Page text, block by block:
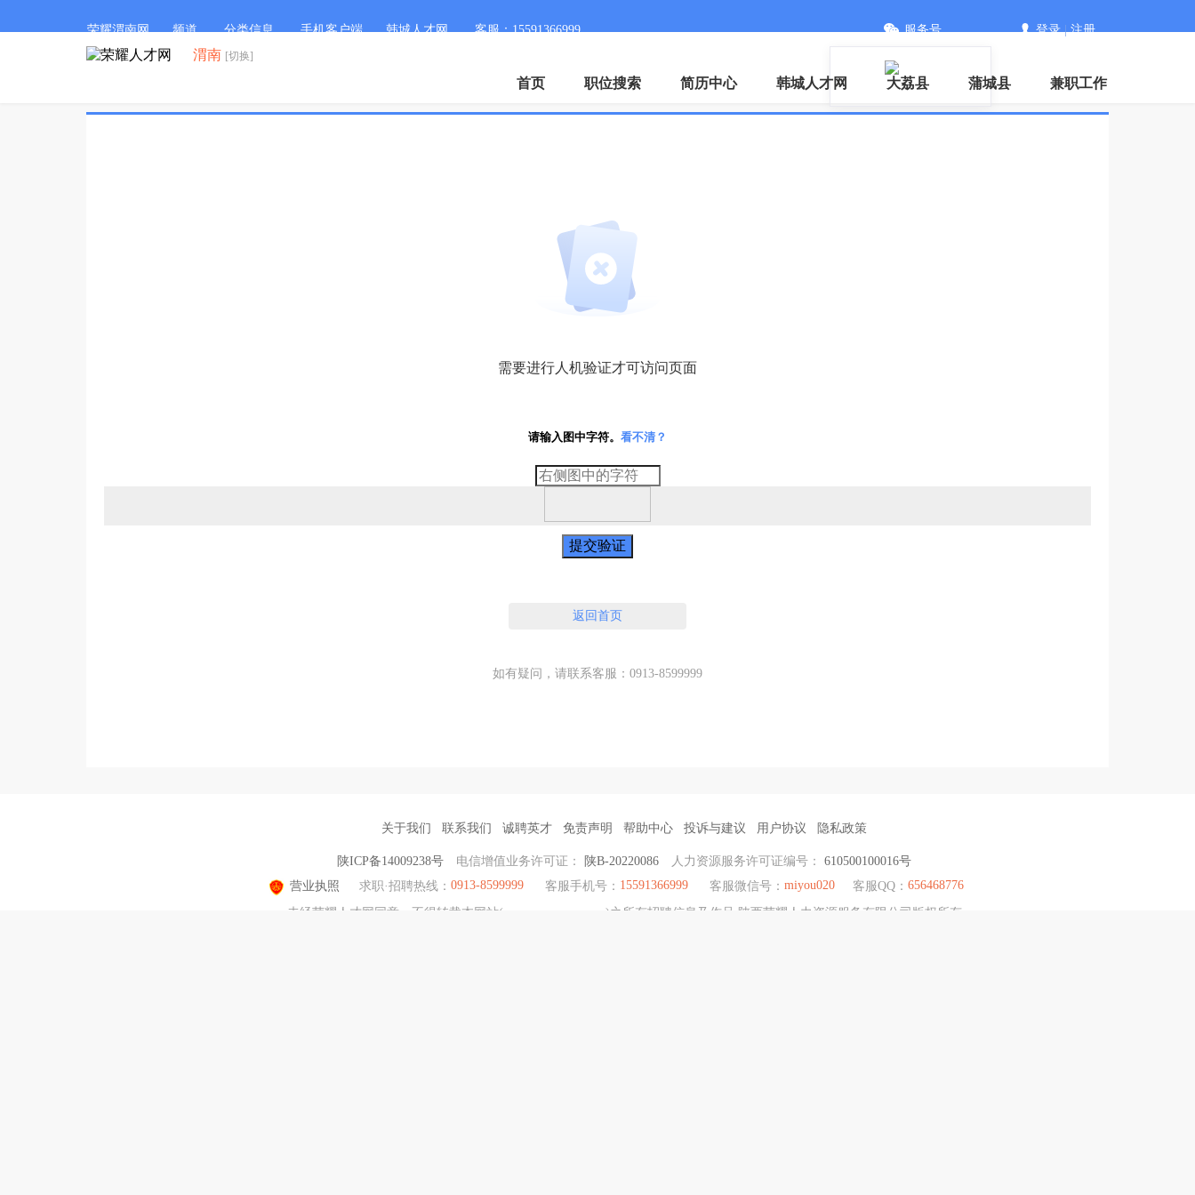
荣耀渭南网 频道 分类信息 手机客户端 韩城人才网 客服：15591366999 服务号 登录|注册
渭南 [切换]
首页 职位搜索 简历中心 韩城人才网 大荔县 蒲城县 兼职工作
需要进行人机验证才可访问页面
请输入图中字符。 看不清？
提交验证
返回首页
如有疑问，请联系客服：0913-8599999
关于我们 联系我们 诚聘英才 免责声明 帮助中心 投诉与建议 用户协议 隐私政策
陕ICP备14009238号 电信增值业务许可证： 陕B-20220086 人力资源服务许可证编号： 610500100016号
营业执照
求职·招聘热线： 0913-8599999 客服手机号： 15591366999 客服微信号： miyou020 客服QQ： 656468776
未经荣耀人才网同意，不得转载本网站(www.wnrcw.com.cn)之所有招聘信息及作品 陕西荣耀人力资源服务有限公司版权所有